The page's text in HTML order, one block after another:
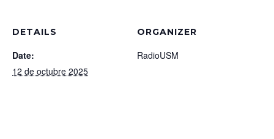
DETAILS
Date:
12 de octubre 2025
ORGANIZER
RadioUSM